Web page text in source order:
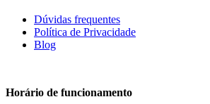
Dúvidas frequentes
Política de Privacidade
Blog
Horário de funcionamento